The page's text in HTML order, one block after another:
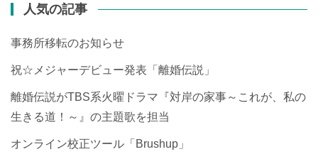
人気の記事
事務所移転のお知らせ
祝☆メジャーデビュー発表「離婚伝説」
離婚伝説がTBS系火曜ドラマ『対岸の家事～これが、私の
生きる道！～』の主題歌を担当
オンライン校正ツール「Brushup」